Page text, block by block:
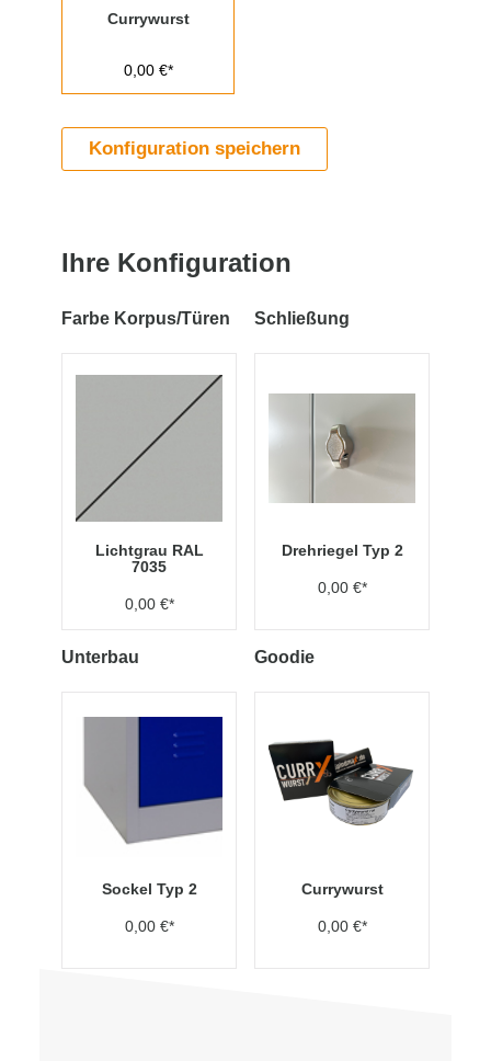
Currywurst
0,00 €*
Konfiguration speichern
Ihre Konfiguration
Farbe Korpus/Türen
Lichtgrau RAL
7035
0,00 €*
Schließung
Drehriegel Typ 2
0,00 €*
Unterbau
Sockel Typ 2
0,00 €*
Goodie
Currywurst
0,00 €*